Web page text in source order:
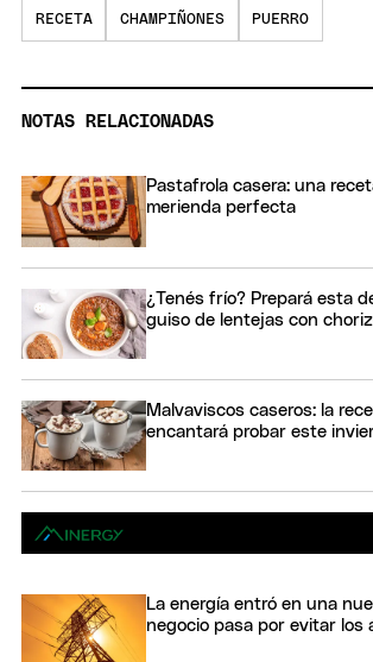
RECETA CHAMPIÑONES PUERRO
NOTAS RELACIONADAS
Pastafrola casera: una
merienda perfecta
¿Tenés frío? Prepará esta
guiso de lentejas con
Malvaviscos caseros: la
encantará probar este
La energía entró en una
negocio pasa por evitar los